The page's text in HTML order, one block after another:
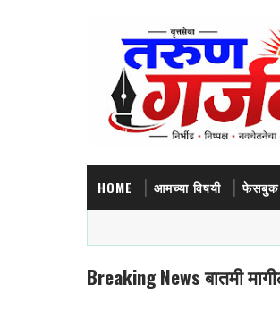
HOME आमच्या विषयी फेसबुक
Breaking News बातमी